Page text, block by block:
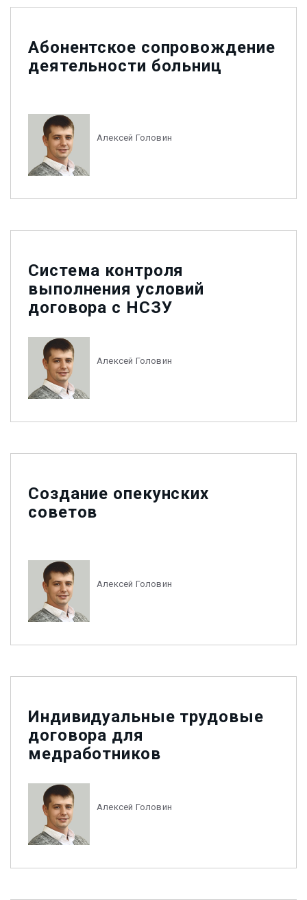
Абонентское сопровождение
деятельности больниц
Алексей Головин
Система контроля
выполнения условий
договора с НСЗУ
Алексей Головин
Создание опекунских
советов
Алексей Головин
Индивидуальные трудовые
договора для
медработников
Алексей Головин